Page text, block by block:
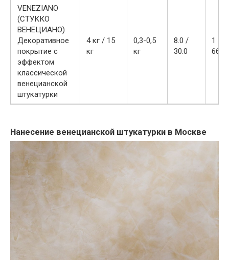
VENEZIANO
(СТУККО
ВЕНЕЦИАНО)
Декоративное
покрытие с
эффектом
классической
венецианской
штукатурки
4 кг / 15
кг
0,3-0,5
кг
8.0 /
30.0
1
Нанесение венецианской штукатурки в Москве